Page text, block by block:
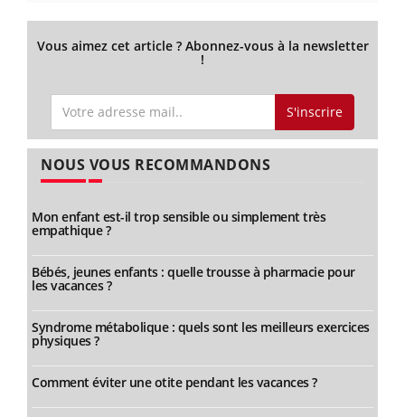
Vous aimez cet article ? Abonnez-vous à la newsletter
!
S'inscrire
NOUS VOUS RECOMMANDONS
Mon enfant est-il trop sensible ou simplement très
empathique ?
Bébés, jeunes enfants : quelle trousse à pharmacie pour
les vacances ?
Syndrome métabolique : quels sont les meilleurs exercices
physiques ?
Comment éviter une otite pendant les vacances ?